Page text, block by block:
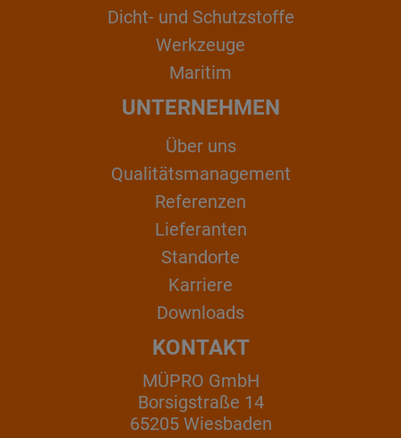
Dicht- und Schutzstoffe
Werkzeuge
Maritim
UNTERNEHMEN
Über uns
Qualitätsmanagement
Referenzen
Lieferanten
Standorte
Karriere
Downloads
KONTAKT
MÜPRO GmbH
Borsigstraße 14
65205 Wiesbaden